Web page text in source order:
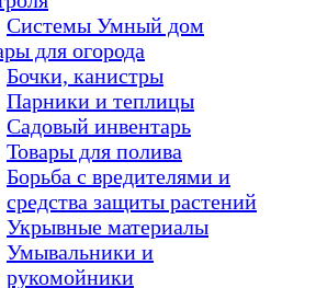
Системы Умный дом
для огорода
Бочки, канистры
Парники и теплицы
Садовый инвентарь
Товары для полива
Борьба с вредителями и
средства защиты растений
Укрывные материалы
Умывальники и
рукомойники